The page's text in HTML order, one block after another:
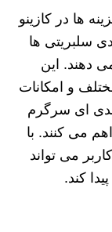
ها در کازینو
سلبریتی‌ ها
دهند. این
و امکانات
ای سرگرم‌
می‌ کنند. با
می‌ تواند
کند.